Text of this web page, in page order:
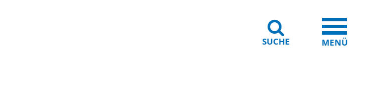
SUCHE MENÜ